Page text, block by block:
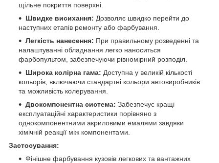
щільне покриття поверхні.
Швидке висихання: Дозволяє швидко перейти до
наступних етапів ремонту або фарбування.
Легкість нанесення: При правильному розведенні та
налаштуванні обладнання легко наноситься
фарбопультом, забезпечуючи рівномірний розподіл.
Широка колірна гама: Доступна у великій кількості
кольорів, включаючи стандартні кольори автовиробників
та можливість колерування.
Двокомпонентна система: Забезпечує кращі
експлуатаційні характеристики порівняно з
однокомпонентними акриловими емалями завдяки
хімічній реакції між компонентами.
Застосування:
Фінішне фарбування кузовів легкових та вантажних